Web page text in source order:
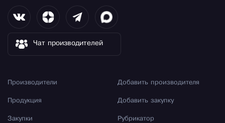
Чат производителей
Производители
Продукция
Закупки
Добавить производителя
Добавить закупку
Рубрикатор